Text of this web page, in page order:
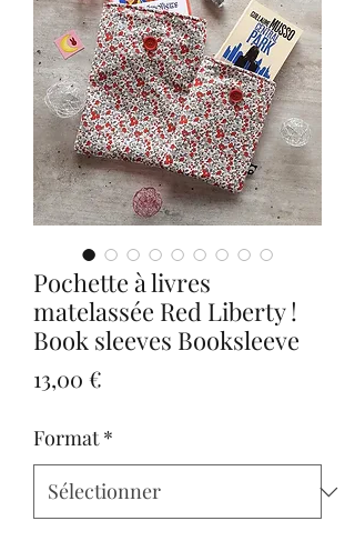
Pochette à livres
matelassée Red Liberty !
Book sleeves Booksleeve
13,00 €
Format *